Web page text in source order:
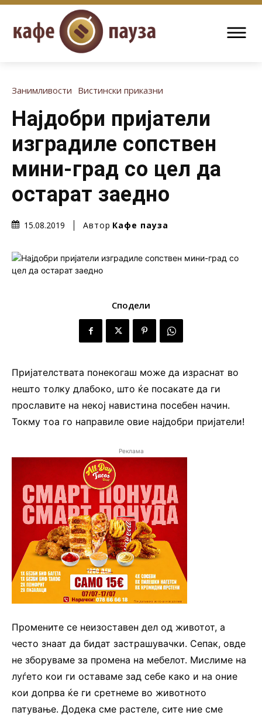
Занимливости Вистински приказни
Најдобри пријатели
изградиле сопствен
мини-град со цел да
остарат заедно
15.08.2019 Автор Кафе пауза
Сподели
Пријателствата понекогаш може да израснат во
нешто толку длабоко, што ќе посакате да ги
прославите на некој навистина посебен начин.
Токму тоа го направиле овие најдобри пријатели!
Реклама
Промените се неизоставен дел од животот, а
често знаат да бидат застрашувачки. Сепак, овде
не зборуваме за промена на мебелот. Мислиме на
луѓето кои ги оставаме зад себе како и на оние
кои допрва ќе ги сретнеме во животното
патување. Додека сме растеле, сите ние сме